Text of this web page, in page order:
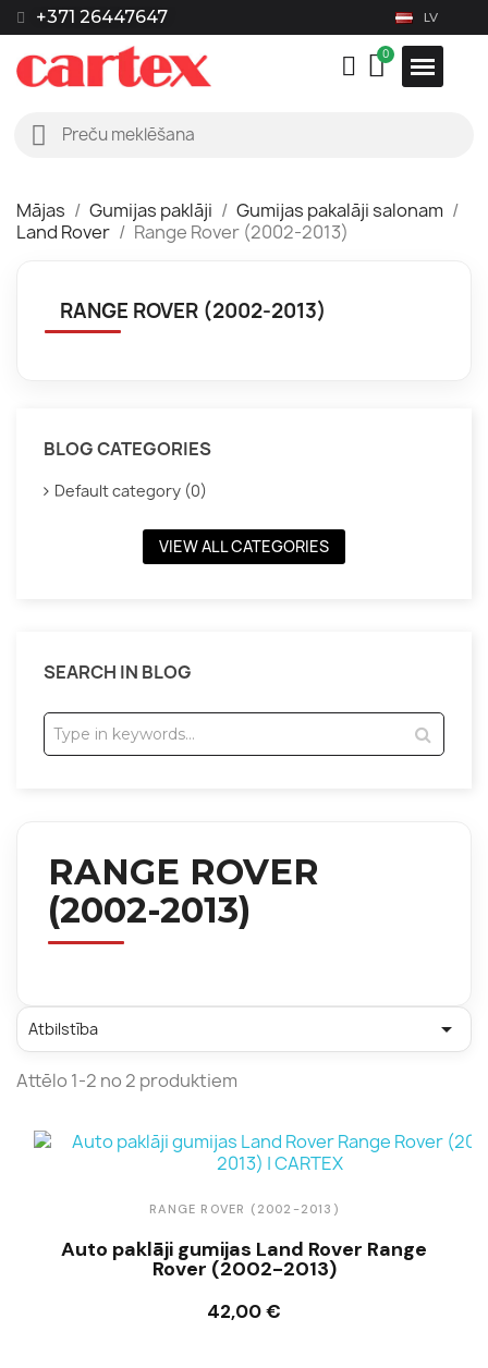
+371 26447647 LV
Mājas Gumijas paklāji
Gumijas pakalāji salonam
Land Rover
Range Rover (2002-2013)
RANGE ROVER (2002-2013)
BLOG CATEGORIES
Default category (0)
VIEW ALL CATEGORIES
SEARCH IN BLOG
RANGE ROVER
(2002-2013)
Atbilstība 
Attēlo 1-2 no 2 produktiem
RANGE ROVER (2002-2013)
Auto paklāji gumijas Land Rover Range
Rover (2002-2013)
42,00 €
Ielikt grozā